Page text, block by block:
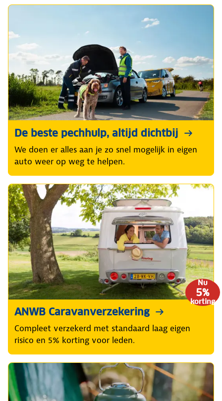
past
De beste pechhulp, altijd dichtbij
We doen er alles aan je zo snel mogelijk in eigen
auto weer op weg te helpen.
Nu
5%
korting
ANWB Caravanverzekering
Compleet verzekerd met standaard laag eigen
risico en 5% korting voor leden.